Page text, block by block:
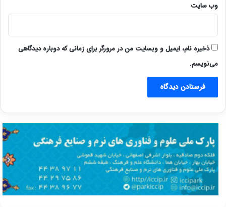
وب‌ سایت
ذخیره نام، ایمیل و وبسایت من در مرورگر برای زمانی که دوباره دیدگاهی
می‌نویسم.